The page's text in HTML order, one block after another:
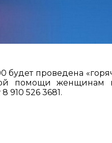
будет проведена
помощи женщинам
910 526 3681.